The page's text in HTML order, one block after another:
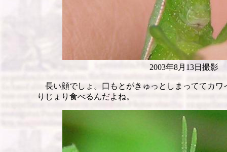
2003年8月13日撮影
長い顔でしょ。口もとがきゅっとしまっててカワ
りじょり食べるんだよね。